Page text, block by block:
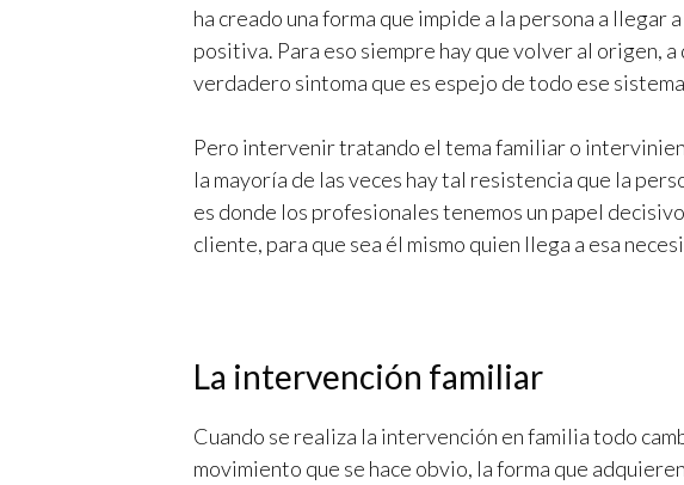
ha creado una forma que impide a la persona a llegar
positiva. Para eso siempre hay que volver al origen,
verdadero sintoma que es espejo de todo ese
Pero intervenir tratando el tema familiar o
la mayoría de las veces hay tal resistencia que la
es donde los profesionales tenemos un papel
cliente, para que sea él mismo quien llega a esa
La intervención familiar
Cuando se realiza la intervención en familia todo
movimiento que se hace obvio, la forma que